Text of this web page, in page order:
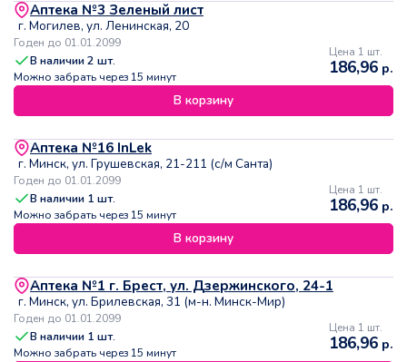
Аптека №3 Зеленый лист
г. Могилев, ул. Ленинская, 20
Годен до 01.01.2099
В наличии2 шт.
Можно забрать через 15 минут
Цена 1 шт.
186,96 р.
В корзину
Аптека №16 InLek
г. Минск, ул. Грушевская, 21-211 (с/м Санта)
Годен до 01.01.2099
В наличии 1 шт.
Можно забрать через 15 минут
Цена 1 шт.
186,96 р.
В корзину
Аптека №1 г. Брест, ул. Дзержинского, 24-1
г. Минск, ул. Брилевская, 31 (м-н. Минск-Мир)
Годен до 01.01.2099
В наличии 1 шт.
Можно забрать через 15 минут
Цена 1 шт.
186,96 р.